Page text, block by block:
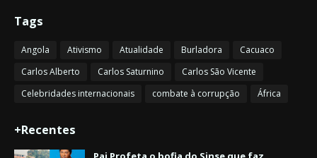
Tags
Angola Ativismo Atualidade Burladora
Cacuaco
Carlos Alberto
Carlos Saturnino
Carlos São Vicente
Celebridades internacionais
combate à corrupção África
+Recentes